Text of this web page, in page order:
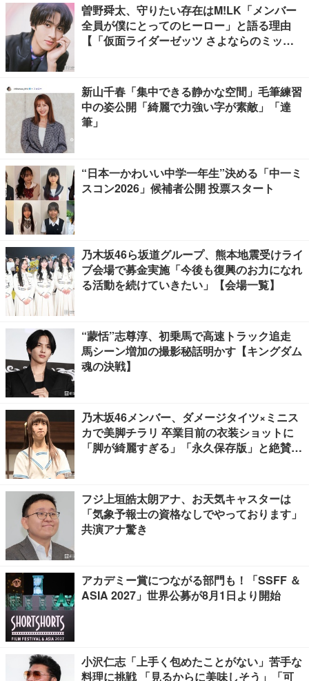
曽野舜太、守りたい存在はM!LK「メンバー
全員が僕にとってのヒーロー」と語る理由
【「仮面ライダーゼッツ さよならのミッシ
新山千春「集中できる静かな空間」毛筆練習
中の姿公開「綺麗で力強い字が素敵」「達
筆」
“日本一かわいい中学一年生”決める「中一ミ
スコン2026」候補者公開 投票スタート
乃木坂46ら坂道グループ、熊本地震受けライ
ブ会場で募金実施「今後も復興のお力になれ
る活動を続けていきたい」【会場一覧】
“蒙恬”志尊淳、初乗馬で高速トラック追走
馬シーン増加の撮影秘話明かす【キングダム
魂の決戦】
乃木坂46メンバー、ダメージタイツ×ミニス
カで美脚チラリ 卒業目前の衣装ショットに
「脚が綺麗すぎる」「永久保存版」と絶賛の
フジ上垣皓太朗アナ、お天気キャスターは
「気象予報士の資格なしでやっております」
共演アナ驚き
アカデミー賞につながる部門も！「SSFF ＆
ASIA 2027」世界公募が8月1日より開始
小沢仁志「上手く包めたことがない」苦手な
料理に挑戦 「見るからに美味しそう」「可